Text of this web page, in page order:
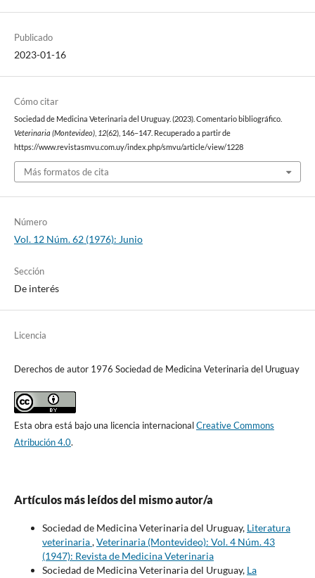
Publicado
2023-01-16
Cómo citar
Sociedad de Medicina Veterinaria del Uruguay. (2023). Comentario bibliográfico.
Veterinaria (Montevideo), 12(62), 146–147. Recuperado a partir de
https://www.revistasmvu.com.uy/index.php/smvu/article/view/1228
Más formatos de cita
Número
Vol. 12 Núm. 62 (1976): Junio
Sección
De interés
Licencia
Derechos de autor 1976 Sociedad de Medicina Veterinaria del Uruguay
Esta obra está bajo una licencia internacionalCreative Commons
Atribución 4.0.
Artículos más leídos del mismo autor/a
Sociedad de Medicina Veterinaria del Uruguay, Literatura
veterinaria,Veterinaria (Montevideo): Vol. 4 Núm. 43
(1947): Revista de Medicina Veterinaria
Sociedad de Medicina Veterinaria del Uruguay, La